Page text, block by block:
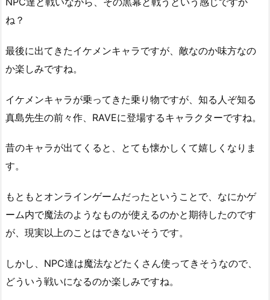
ね？
最後に出てきたイケメンキャラですが、敵なのか味方なの
か楽しみですね。
イケメンキャラが乗ってきた乗り物ですが、知る人ぞ知る
真島先生の前々作、RAVEに登場するキャラクターですね。
昔のキャラが出てくると、とても懐かしくて嬉しくなりま
す。
もともとオンラインゲームだったということで、なにかゲ
ーム内で魔法のようなものが使えるのかと期待したのです
が、現実以上のことはできないそうです。
しかし、NPC達は魔法などたくさん使ってきそうなので、
どういう戦いになるのか楽しみですね。